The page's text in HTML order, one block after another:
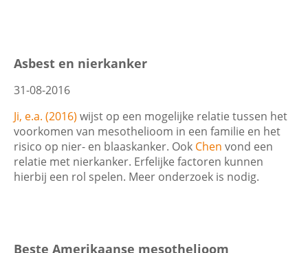
Asbest en nierkanker
31-08-2016
Ji, e.a. (2016) wijst op een mogelijke relatie tussen het
voorkomen van mesothelioom in een familie en het
risico op nier- en blaaskanker. Ook Chen vond een
relatie met nierkanker. Erfelijke factoren kunnen
hierbij een rol spelen. Meer onderzoek is nodig.
Beste Amerikaanse mesothelioom